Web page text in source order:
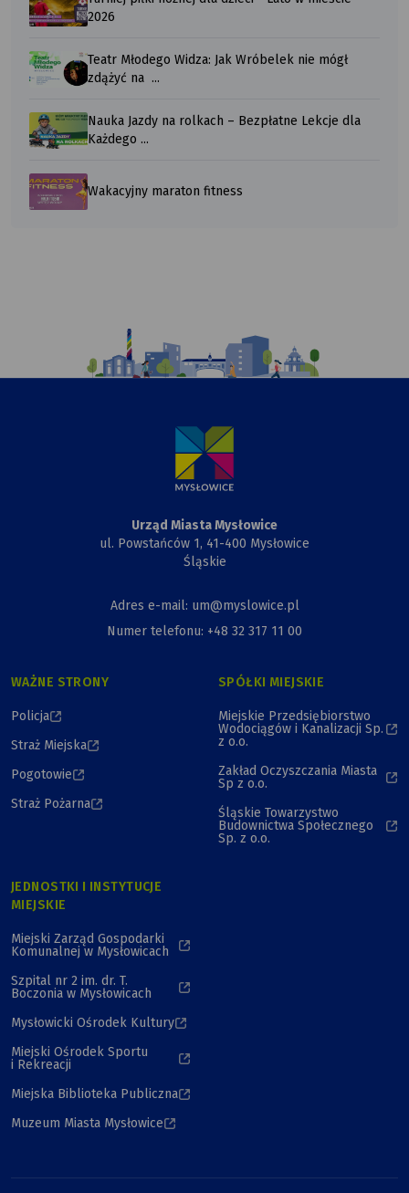
2026
Teatr Młodego Widza: Jak Wróbelek nie mógł
zdążyć na ...
Nauka Jazdy na rolkach – Bezpłatne Lekcje dla
Każdego ...
Wakacyjny maraton fitness
rysunek
Urząd Miasta Mysłowice
ul. Powstańców 1, 41-400 Mysłowice
Śląskie
Adres e-mail: um@myslowice.pl
Numer telefonu: +48 32 317 11 00
WAŻNE STRONY
Policja
Straż Miejska
Pogotowie
Straż Pożarna
SPÓŁKI MIEJSKIE
Miejskie Przedsiębiorstwo
Wodociągów i Kanalizacji Sp.
z o.o.
Zakład Oczyszczania Miasta
Sp z o.o.
Śląskie Towarzystwo
Budownictwa Społecznego
Sp. z o.o.
JEDNOSTKI I INSTYTUCJE
MIEJSKIE
Miejski Zarząd Gospodarki
Komunalnej w Mysłowicach
Szpital nr 2 im. dr. T.
Boczonia w Mysłowicach
Mysłowicki Ośrodek Kultury
Miejski Ośrodek Sportu
i Rekreacji
Miejska Biblioteka Publiczna
Muzeum Miasta Mysłowice